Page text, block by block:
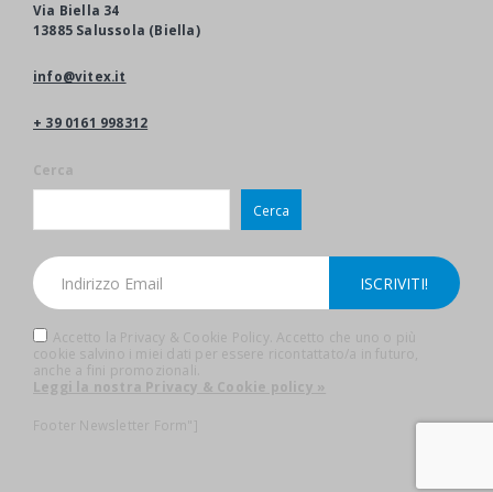
Via Biella 34
13885 Salussola (Biella)
info@vitex.it
+ 39 0161 998312
Cerca
Cerca
Accetto la Privacy & Cookie Policy. Accetto che uno o più
cookie salvino i miei dati per essere ricontattato/a in futuro,
anche a fini promozionali.
Leggi la nostra Privacy & Cookie policy »
Footer Newsletter Form"]